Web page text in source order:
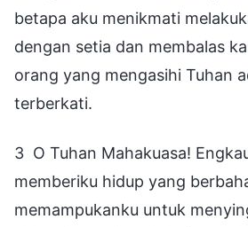
betapa aku menikmati
dengan setia dan membalas
orang yang mengasihi Tuhan
terberkati.
3 O Tuhan Mahakuasa!
memberiku hidup yang
memampukanku untuk